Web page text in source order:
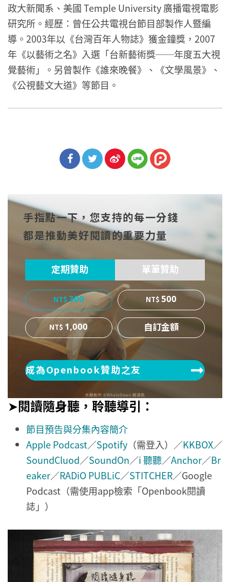
政大新聞系、美國 Temple University 廣播電視電影
研究所。經歷：曾任公共電視台節目部製作人暨編
導。2003年以《台灣百年人物誌》獲金鐘獎，2007
年《以藝術之名》入選「台新藝術獎──年度五大視
覺藝術」。另曾製作《誰來晚餐》、《文學風景》、
《公視藝文大道》等節目。
cebo
ok
witt
er
博
手指點一下，您支持的每一分錢
都是推動美好閱讀的重要力量
定期贊助 單筆贊助
300
500
1,000
成為Openbook贊助之友
➤閱讀隨身聽，聆聽導引：
節目預告與分集內容簡介
Apple Podcast／Spotify （需登入）／KKBOX／
SoundCluod／SoundOn／i 聽聽／Anchor／Br
eaker／RADiO PUBLiC／STITCHER／Google
Podcast（需使用app檢索「Openbook閱讀
誌」）